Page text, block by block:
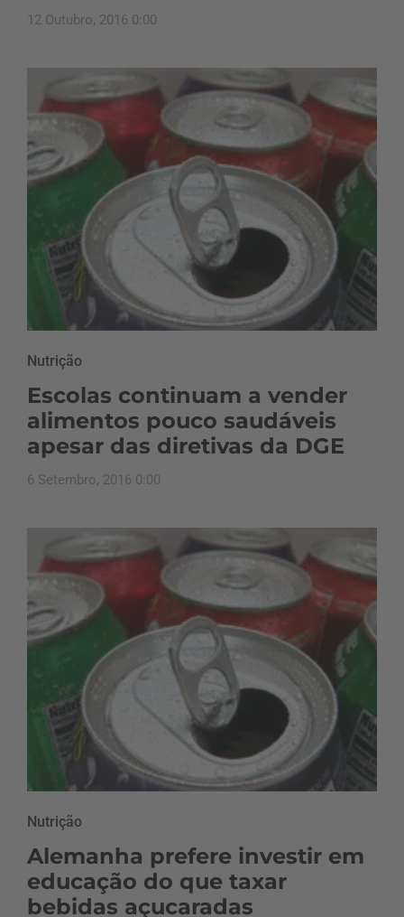
12 Outubro, 2016 0:00
Nutrição
Escolas continuam a vender
alimentos pouco saudáveis
apesar das diretivas da DGE
6 Setembro, 2016 0:00
Nutrição
Alemanha prefere investir em
educação do que taxar
bebidas açucaradas